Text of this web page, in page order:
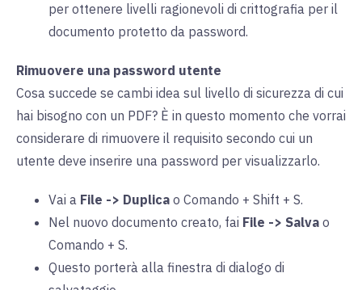
per ottenere livelli ragionevoli di crittografia per il
documento protetto da password.
Rimuovere una password utente
Cosa succede se cambi idea sul livello di sicurezza di cui
hai bisogno con un PDF? È in questo momento che vorrai
considerare di rimuovere il requisito secondo cui un
utente deve inserire una password per visualizzarlo.
Vai a File -> Duplica o Comando + Shift + S.
Nel nuovo documento creato, fai File -> Salva o
Comando + S.
Questo porterà alla finestra di dialogo di